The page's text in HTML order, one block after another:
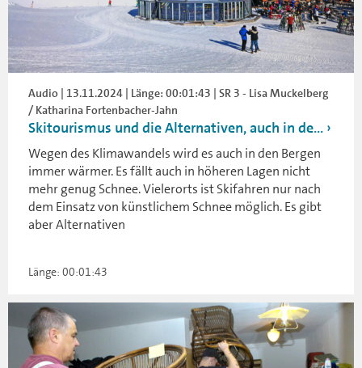
Audio | 13.11.2024 | Länge: 00:01:43 | SR 3 - Lisa Muckelberg
/ Katharina Fortenbacher-Jahn
Skitourismus und die Alternativen, auch in de...
Wegen des Klimawandels wird es auch in den Bergen
immer wärmer. Es fällt auch in höheren Lagen nicht
mehr genug Schnee. Vielerorts ist Skifahren nur nach
dem Einsatz von künstlichem Schnee möglich. Es gibt
aber Alternativen
Länge: 00:01:43